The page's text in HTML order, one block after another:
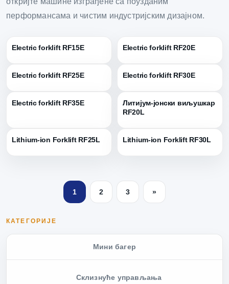
перформансама и чистим индустријским дизајном.
КАТЕГОРИЈЕ
Мини багер
Склизнуће управљања
Electric forklift RF15E Electric forklift RF20E
Electric forklift RF25E Electric forklift RF30E
Electric forklift RF35E
Литијум-јонски виљушкар
RF20L
Lithium-ion Forklift RF25L Lithium-ion Forklift RF30L
1 2 3 »